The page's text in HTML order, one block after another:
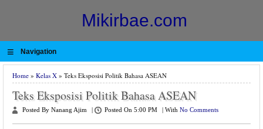
Mikirbae.com
≡ Navigation
Home » Kelas X » Teks Eksposisi Politik Bahasa ASEAN
Teks Eksposisi Politik Bahasa ASEAN
Posted By Nanang Ajim Posted On 5:00 PM With No Comments